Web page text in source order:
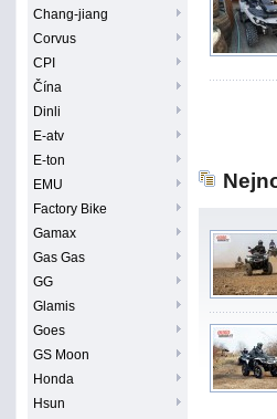
Chang-jiang
Corvus
CPI
Čína
Dinli
E-atv
E-ton
EMU
Factory Bike
Gamax
Gas Gas
GG
Glamis
Goes
GS Moon
Honda
Hsun